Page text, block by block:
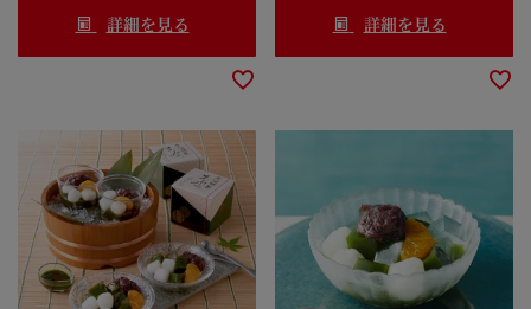
詳細を見る 詳細を見る